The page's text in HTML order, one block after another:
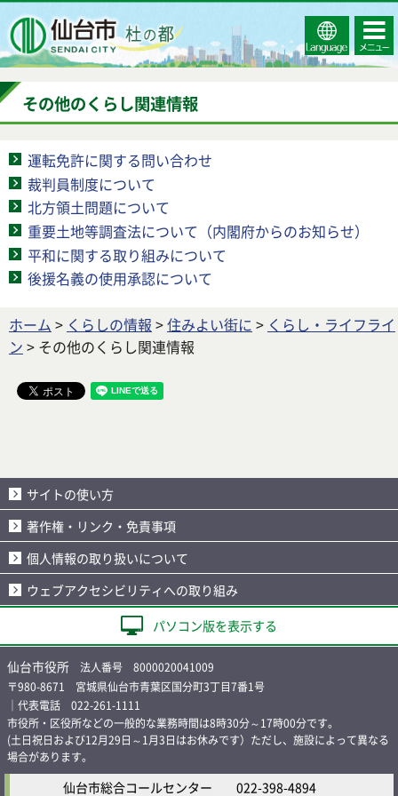
Select
Language
コンテ
ンツメ
ニュー
その他のくらし関連情報
運転免許に関する問い合わせ
裁判員制度について
北方領土問題について
重要土地等調査法について（内閣府からのお知らせ）
平和に関する取り組みについて
後援名義の使用承認について
ホーム > くらしの情報 >住みよい街に > くらし・ライフライ
ン > その他のくらし関連情報
サイトの使い方
著作権・リンク・免責事項
個人情報の取り扱いについて
ウェブアクセシビリティへの取り組み
パソコン版を表示する
仙台市役所 法人番号 8000020041009
〒980-8671 宮城県仙台市青葉区国分町3丁目7番1号
｜代表電話 022-261-1111
市役所・区役所などの一般的な業務時間は8時30分～17時00分です。
(土日祝日および12月29日～1月3日はお休みです）ただし、施設によって異なる
場合があります。
仙台市総合コールセンター 022-398-4894